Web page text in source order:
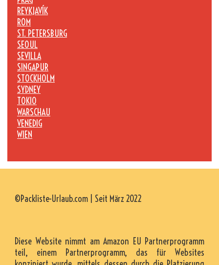
REYKJAVÍK
ROM
ST. PETERSBURG
SEOUL
SEVILLA
SINGAPUR
STOCKHOLM
SYDNEY
TOKIO
WARSCHAU
VENEDIG
WIEN
©Packliste-Urlaub.com | Seit März 2022
Diese Website nimmt am Amazon EU Partnerprogramm
teil, einem Partnerprogramm, das für Websites